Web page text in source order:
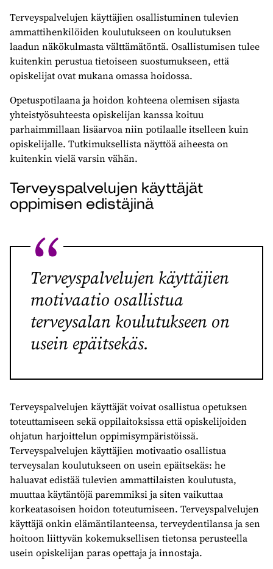
Terveyspalvelujen käyttäjien osallistuminen tulevien
ammattihenkilöiden koulutukseen on koulutuksen
laadun näkökulmasta välttämätöntä. Osallistumisen tulee
kuitenkin perustua tietoiseen suostumukseen, että
opiskelijat ovat mukana omassa hoidossa.
Opetuspotilaana ja hoidon kohteena olemisen sijasta
yhteistyösuhteesta opiskelijan kanssa koituu
parhaimmillaan lisäarvoa niin potilaalle itselleen kuin
opiskelijalle. Tutkimuksellista näyttöä aiheesta on
kuitenkin vielä varsin vähän.
Terveyspalvelujen käyttäjät
oppimisen edistäjinä
Terveyspalvelujen käyttäjien
motivaatio osallistua
terveysalan koulutukseen on
usein epäitsekäs.
Terveyspalvelujen käyttäjät voivat osallistua opetuksen
toteuttamiseen sekä oppilaitoksissa että opiskelijoiden
ohjatun harjoittelun oppimisympäristöissä.
Terveyspalvelujen käyttäjien motivaatio osallistua
terveysalan koulutukseen on usein epäitsekäs: he
haluavat edistää tulevien ammattilaisten koulutusta,
muuttaa käytäntöjä paremmiksi ja siten vaikuttaa
korkeatasoisen hoidon toteutumiseen. Terveyspalvelujen
käyttäjä onkin elämäntilanteensa, terveydentilansa ja sen
hoitoon liittyvän kokemuksellisen tietonsa perusteella
usein opiskelijan paras opettaja ja innostaja.